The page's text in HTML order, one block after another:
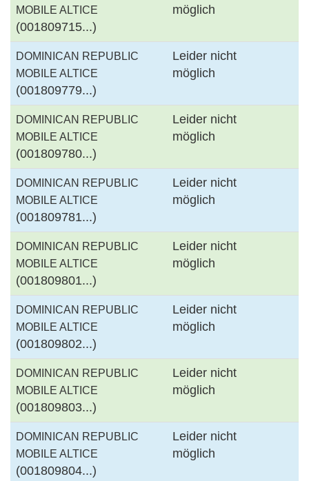
MOBILE ALTICE
(001809715...)
möglich
DOMINICAN REPUBLIC
MOBILE ALTICE
(001809779...)
Leider nicht
möglich
DOMINICAN REPUBLIC
MOBILE ALTICE
(001809780...)
Leider nicht
möglich
DOMINICAN REPUBLIC
MOBILE ALTICE
(001809781...)
Leider nicht
möglich
DOMINICAN REPUBLIC
MOBILE ALTICE
(001809801...)
Leider nicht
möglich
DOMINICAN REPUBLIC
MOBILE ALTICE
(001809802...)
Leider nicht
möglich
DOMINICAN REPUBLIC
MOBILE ALTICE
(001809803...)
Leider nicht
möglich
DOMINICAN REPUBLIC
MOBILE ALTICE
(001809804...)
Leider nicht
möglich